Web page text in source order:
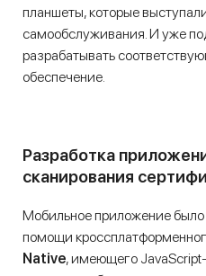
планшеты, которые
самообслуживания. И уже
разрабатывать
обеспечение.
Разработка
сканирования
Мобильное приложение было
помощи
Native, имеющего